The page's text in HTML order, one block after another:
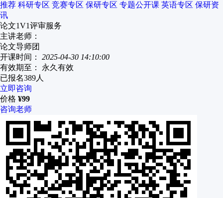
推荐 科研专区 竞赛专区 保研专区 专题公开课 英语专区 保研资
讯
论文1V1评审服务
主讲老师：
论文导师团
开课时间：
2025-04-30 14:10:00
有效期至：
永久有效
已报名389人
立即咨询
价格 ¥99
咨询老师